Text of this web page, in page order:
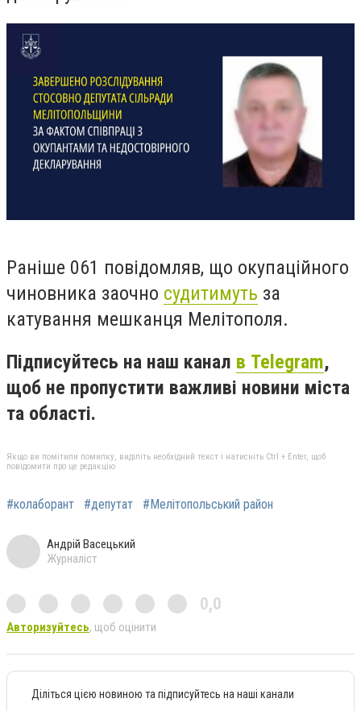
Раніше 061 повідомляв, що окупаційного
чиновника заочно судитимуть за
катування мешканця Мелітополя.
Підписуйтесь на наш канал в Telegram,
щоб не пропустити важливі новини міста
та області.
Якщо ви помітили помилку, виділіть необхідний текст і натисніть Ctrl + Enter, щоб
повідомити про це редакцію
#колаборант #депутат #Мелітопольський район
Андрій Васецький
Журналіст
0,0
Авторизуйтесь, щоб оцінити
Діліться цією новиною та підписуйтесь на наші канали